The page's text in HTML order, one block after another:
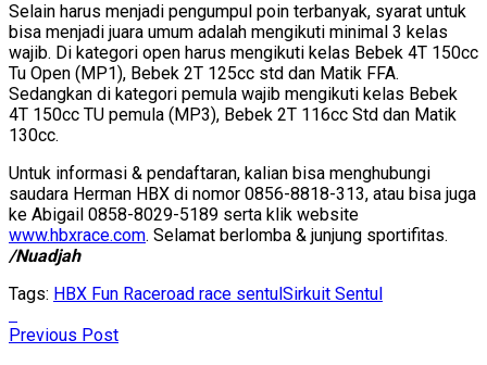
Selain harus menjadi pengumpul poin terbanyak, syarat untuk
bisa menjadi juara umum adalah mengikuti minimal 3 kelas
wajib. Di kategori open harus mengikuti kelas Bebek 4T 150cc
Tu Open (MP1), Bebek 2T 125cc std dan Matik FFA.
Sedangkan di kategori pemula wajib mengikuti kelas Bebek
4T 150cc TU pemula (MP3), Bebek 2T 116cc Std dan Matik
130cc.
Untuk informasi & pendaftaran, kalian bisa menghubungi
saudara Herman HBX di nomor 0856-8818-313, atau bisa juga
ke Abigail 0858-8029-5189 serta klik website
www.hbxrace.com. Selamat berlomba & junjung sportifitas.
/Nuadjah
Tags: HBX Fun Raceroad race sentul Sirkuit Sentul
Previous Post